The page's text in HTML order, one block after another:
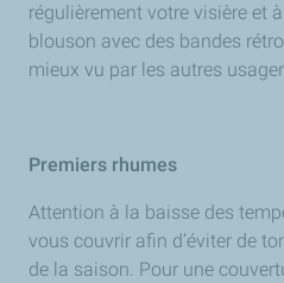
régulièrement votre visière et
blouson avec des bandes
mieux vu par les autres
Premiers rhumes
Attention à la baisse des
vous couvrir afin d’éviter de
de la saison. Pour une